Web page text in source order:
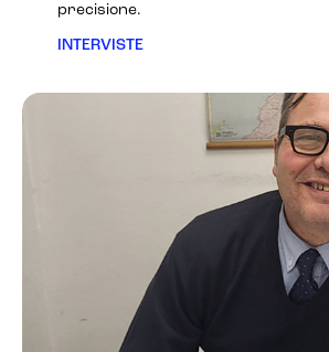
precisione.
INTERVISTE